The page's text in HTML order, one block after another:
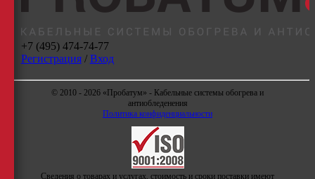
+7 (495) 474-74-77
Регистрация/ Вход
© 2010 - 2026 «Пробатум» - Кабельные системы обогрева и
антиобледенения
Политика конфиденциальности
Сведения о товарах и услугах, стоимость и сроки поставки имеют